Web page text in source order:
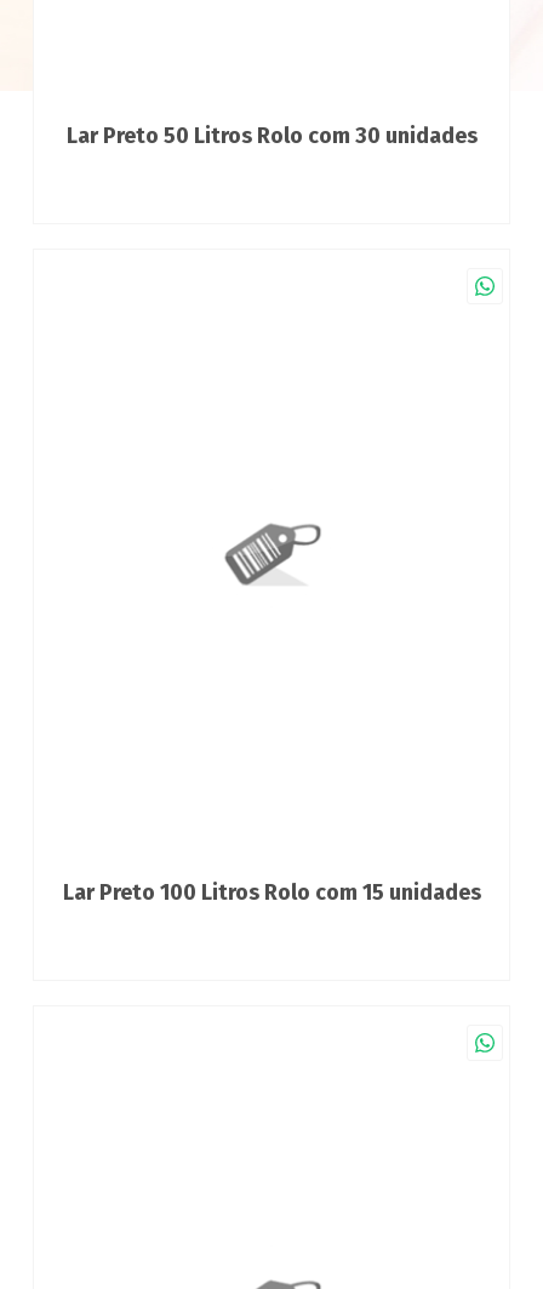
Lar Preto 50 Litros Rolo com 30 unidades
Lar Preto 100 Litros Rolo com 15 unidades